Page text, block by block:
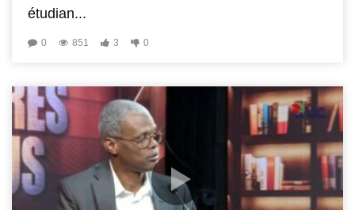
étudian...
0 851 3 0